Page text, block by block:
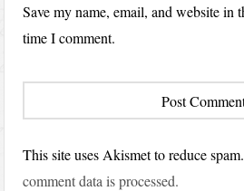
Save my name, email, and website in
time I comment.
This site uses Akismet to reduce
comment data is processed.